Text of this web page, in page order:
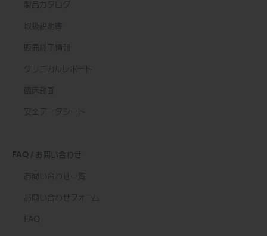
製品カタログ
取扱説明書
販売終了情報
クリニカルレポート
臨床動画
安全データシート
FAQ / お問い合わせ
お問い合わせ一覧
お問い合わせフォーム
FAQ